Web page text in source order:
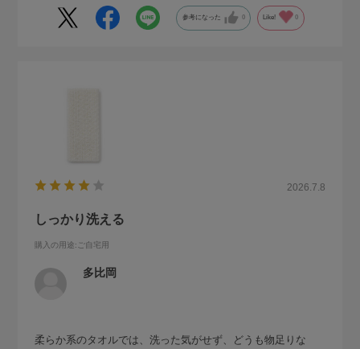
参考になった 0 Like! 0
2026.7.8
しっかり洗える
購入の用途:ご自宅用
多比岡
柔らか系のタオルでは、洗った気がせず、どうも物足りな